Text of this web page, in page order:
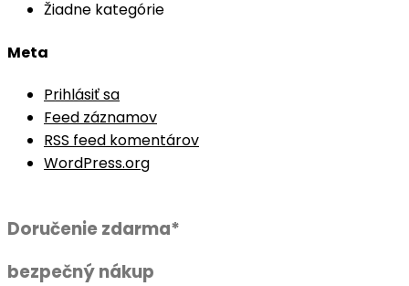
Žiadne kategórie
Meta
Prihlásiť sa
Feed záznamov
RSS feed komentárov
WordPress.org
Doručenie zdarma*
bezpečný nákup